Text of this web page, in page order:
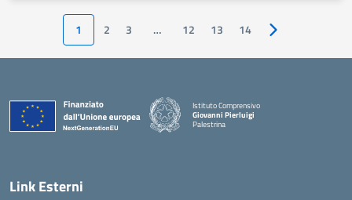
1 2 3 … 12 13 14 Pagina
Istituto Comprensivo
Giovanni Pierluigi
Palestrina
Link Esterni